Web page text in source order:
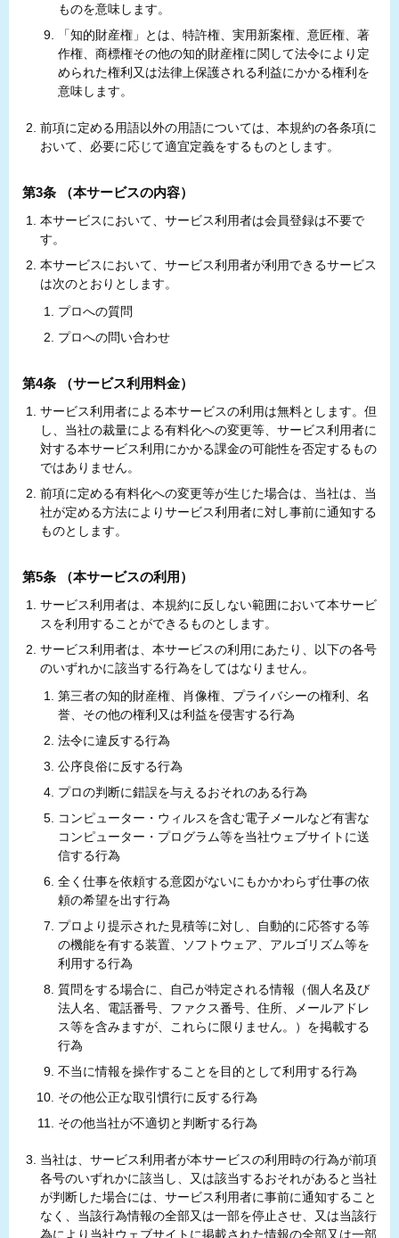
ものを意味します。
「知的財産権」とは、特許権、実用新案権、意匠権、著
作権、商標権その他の知的財産権に関して法令により定
められた権利又は法律上保護される利益にかかる権利を
意味します。
前項に定める用語以外の用語については、本規約の各条項に
おいて、必要に応じて適宜定義をするものとします。
第3条 （本サービスの内容）
本サービスにおいて、サービス利用者は会員登録は不要で
す。
本サービスにおいて、サービス利用者が利用できるサービス
は次のとおりとします。
プロへの質問
プロへの問い合わせ
第4条 （サービス利用料金）
サービス利用者による本サービスの利用は無料とします。但
し、当社の裁量による有料化への変更等、サービス利用者に
対する本サービス利用にかかる課金の可能性を否定するもの
ではありません。
前項に定める有料化への変更等が生じた場合は、当社は、当
社が定める方法によりサービス利用者に対し事前に通知する
ものとします。
第5条 （本サービスの利用）
サービス利用者は、本規約に反しない範囲において本サービ
スを利用することができるものとします。
サービス利用者は、本サービスの利用にあたり、以下の各号
のいずれかに該当する行為をしてはなりません。
第三者の知的財産権、肖像権、プライバシーの権利、名
誉、その他の権利又は利益を侵害する行為
法令に違反する行為
公序良俗に反する行為
プロの判断に錯誤を与えるおそれのある行為
コンピューター・ウィルスを含む電子メールなど有害な
コンピューター・プログラム等を当社ウェブサイトに送
信する行為
全く仕事を依頼する意図がないにもかかわらず仕事の依
頼の希望を出す行為
プロより提示された見積等に対し、自動的に応答する等
の機能を有する装置、ソフトウェア、アルゴリズム等を
利用する行為
質問をする場合に、自己が特定される情報（個人名及び
法人名、電話番号、ファクス番号、住所、メールアドレ
ス等を含みますが、これらに限りません。）を掲載する
行為
不当に情報を操作することを目的として利用する行為
その他公正な取引慣行に反する行為
その他当社が不適切と判断する行為
当社は、サービス利用者が本サービスの利用時の行為が前項
各号のいずれかに該当し、又は該当するおそれがあると当社
が判断した場合には、サービス利用者に事前に通知すること
なく、当該行為情報の全部又は一部を停止させ、又は当該行
為により当社ウェブサイトに掲載された情報の全部又は一部